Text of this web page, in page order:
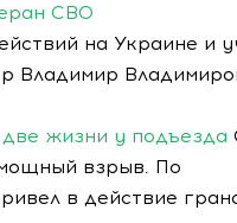
СВО
на Украине и
Владимир
жизни у подъезда
взрыв. По
в действие